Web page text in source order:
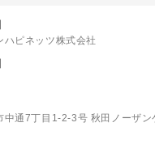
ハピネッツ株式会社
中通7丁目1-2-3号 秋田ノーザン